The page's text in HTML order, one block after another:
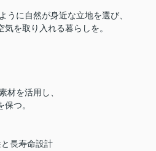
に自然が身近な立地を選び、
を取り入れる暮らしを。
材を活用し、
つ。
と長寿命設計